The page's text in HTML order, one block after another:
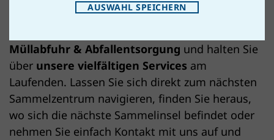
Aber noch viel mehr: In der neuen Müll App
Müllabfuhr & Abfallentsorgung und halten Sie
über unsere vielfältigen Services am
Laufenden. Lassen Sie sich direkt zum nächsten
Sammelzentrum navigieren, finden Sie heraus,
wo sich die nächste Sammelinsel befindet oder
nehmen Sie einfach Kontakt mit uns auf und
AUSWAHL SPEICHERN